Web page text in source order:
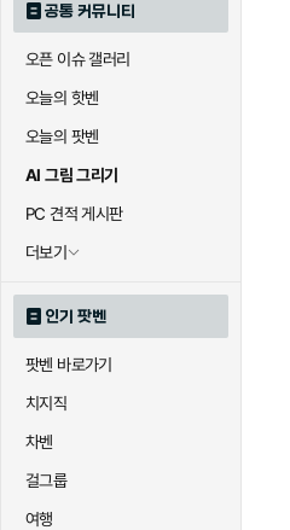
공통 커뮤니티
오픈 이슈 갤러리
오늘의 핫벤
오늘의 팟벤
AI 그림 그리기
PC 견적 게시판
더보기
인기 팟벤
팟벤 바로가기
치지직
차벤
걸그룹
여행